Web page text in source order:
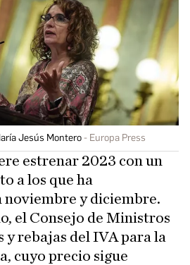
Jesús Montero Europa Press
estrenar 2023 con un
a los que ha
noviembre y diciembre.
el Consejo de Ministros
y rebajas del IVA para la
cuyo precio sigue